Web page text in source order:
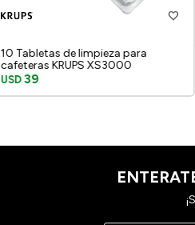
10 Tabletas de limpieza para
cafeteras KRUPS XS3000
USD 39